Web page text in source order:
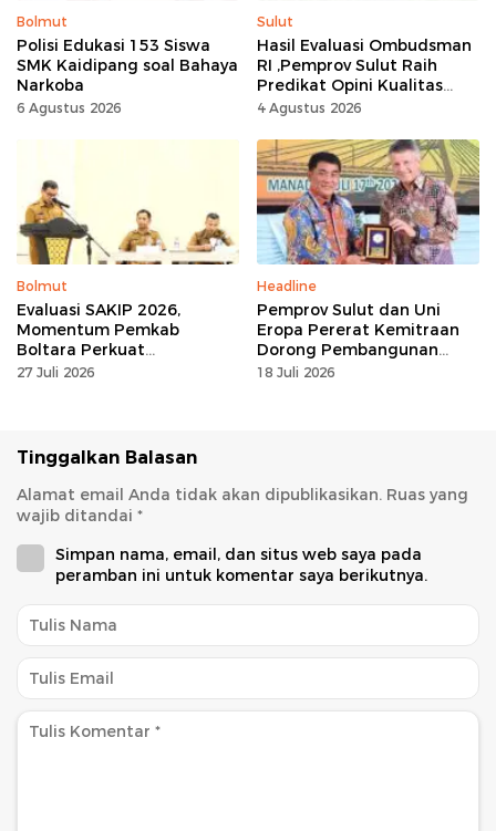
Bolmut
Polisi Edukasi 153 Siswa
SMK Kaidipang soal Bahaya
Narkoba
6 Agustus 2026
Sulut
Hasil Evaluasi Ombudsman
RI ,Pemprov Sulut Raih
Predikat Opini Kualitas
Tinggi Tanpa
4 Agustus 2026
Bolmut
Evaluasi SAKIP 2026,
Momentum Pemkab
Boltara Perkuat
Akuntabilitas dan Kinerja
27 Juli 2026
Headline
Pemprov Sulut dan Uni
Eropa Pererat Kemitraan
Dorong Pembangunan
Berkelanjutan
18 Juli 2026
Tinggalkan Balasan
Alamat email Anda tidak akan dipublikasikan. Ruas yang
wajib ditandai *
Simpan nama, email, dan situs web saya pada
peramban ini untuk komentar saya berikutnya.